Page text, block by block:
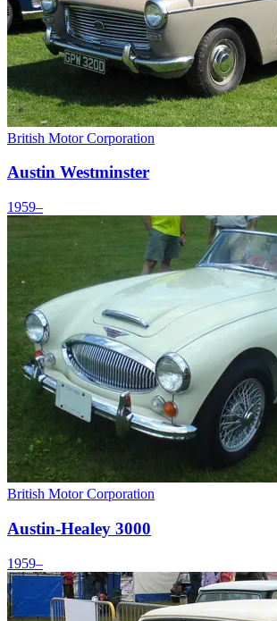
British Motor Corporation
Austin Westminster
1959–
British Motor Corporation
Austin-Healey 3000
1959–